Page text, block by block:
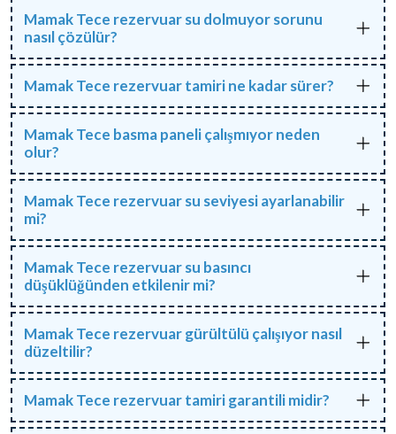
Mamak Tece rezervuar su dolmuyor sorunu
nasıl çözülür?
Mamak Tece rezervuar tamiri ne kadar sürer?
Mamak Tece basma paneli çalışmıyor neden
olur?
Mamak Tece rezervuar su seviyesi ayarlanabilir
mi?
Mamak Tece rezervuar su basıncı
düşüklüğünden etkilenir mi?
Mamak Tece rezervuar gürültülü çalışıyor nasıl
düzeltilir?
Mamak Tece rezervuar tamiri garantili midir?